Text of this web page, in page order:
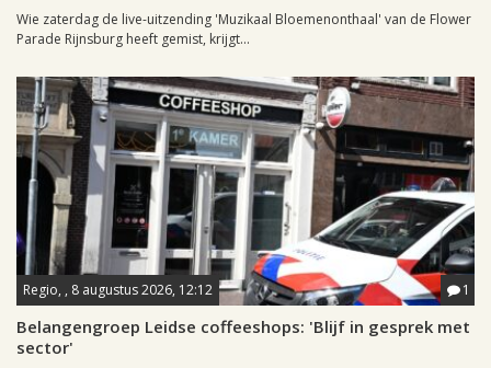
Wie zaterdag de live-uitzending 'Muzikaal Bloemenonthaal' van de Flower
Parade Rijnsburg heeft gemist, krijgt...
Regio, , 8 augustus 2026, 12:12 1
Belangengroep Leidse coffeeshops: 'Blijf in gesprek met
sector'